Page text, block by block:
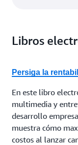
Libros
Persiga la
En este libro
multimedia y
desarrollo
muestra cómo
costos al lanzar